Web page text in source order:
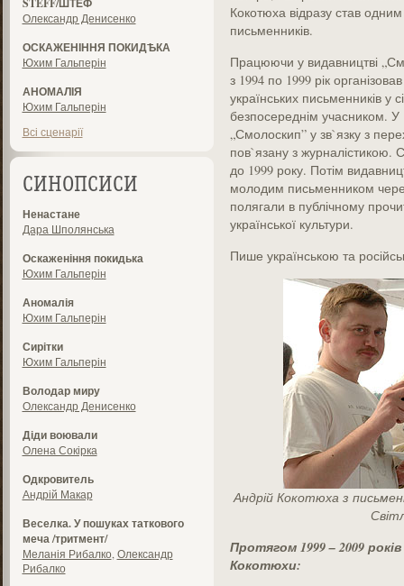
STEFF/ШТЕФ
Олександр Денисенко
ОСКАЖЕНІННЯ ПОКИДѢКА
Юхим Гальперін
АНОМАЛІЯ
Юхим Гальперін
Всі сценарії
СИНОПСИСИ
Ненастане
Дара Шполянська
Оскаженіння покидька
Юхим Гальперін
Аномалія
Юхим Гальперін
Сирітки
Юхим Гальперін
Володар миру
Олександр Денисенко
Діди воювали
Олена Сокірка
Одкровитель
Андрій Макар
Веселка. У пошуках таткового
меча /тритмент/
Меланія Рибалко Олександр
Рибалко
Кокотюха відразу став одним
письменників.
Працюючи у видавництві
з 1994 по 1999 рік
українських письменників у
безпосереднім учасником. У
„Смолоскип” у зв`язку з
пов`язану з журналістикою.
до 1999 року. Потім
молодим письменником
полягали в публічному
української культури.
Пише українською та
Андрій Кокотюха з
Протягом 1999 – 2009
Кокотюхи: